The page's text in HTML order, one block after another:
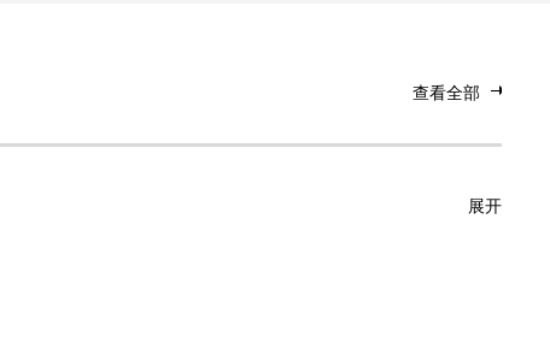
查看全部
展开